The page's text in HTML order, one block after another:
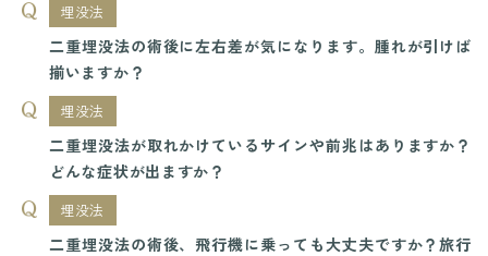
埋没法
二重埋没法の術後に左右差が気になります。腫れが引けば
揃いますか？
埋没法
二重埋没法が取れかけているサインや前兆はありますか？
どんな症状が出ますか？
埋没法
二重埋没法の術後、飛行機に乗っても大丈夫ですか？旅行